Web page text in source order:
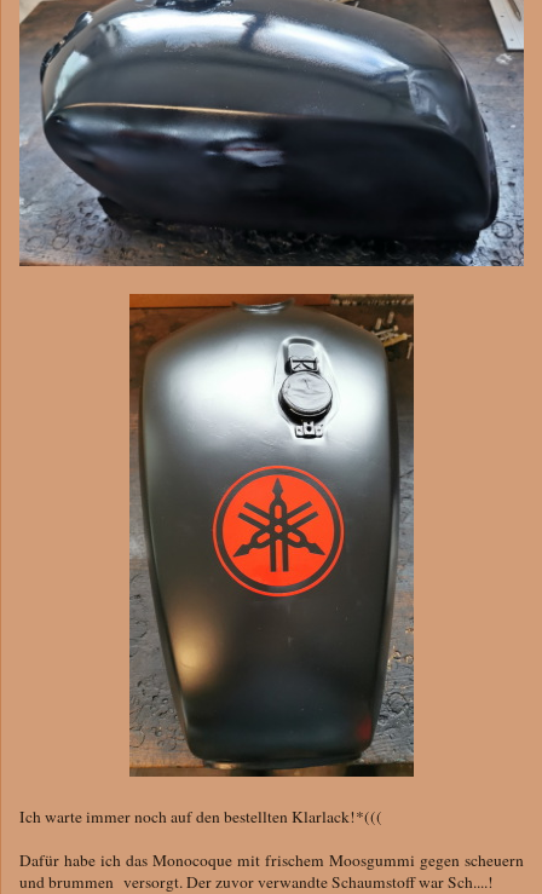
Ich warte immer noch auf den bestellten Klarlack!*(((
Dafür habe ich das Monocoque mit frischem Moosgummi gegen scheuern
und brummen versorgt. Der zuvor verwandte Schaumstoff war Sch....!